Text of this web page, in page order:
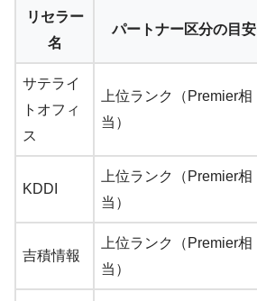
リセラー
名
パートナー区分の目安
サテライ
トオフィ
ス
上位ランク（Premier相
当）
KDDI
上位ランク（Premier相
当）
吉積情報
上位ランク（Premier相
当）